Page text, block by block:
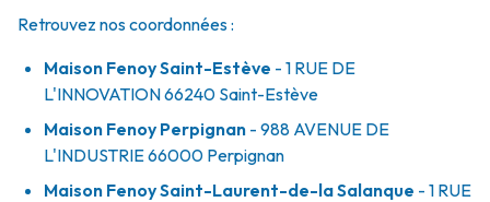
Retrouvez nos coordonnées :
Maison Fenoy Saint-Estève - 1 RUE DE
L'INNOVATION66240 Saint-Estève
Maison Fenoy Perpignan - 988 AVENUE DE
L'INDUSTRIE66000 Perpignan
Maison Fenoy Saint-Laurent-de-la Salanque - 1 RUE